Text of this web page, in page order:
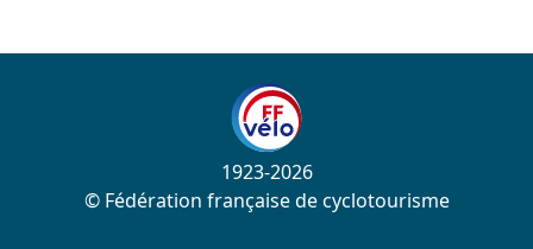
1923-2026
© Fédération française de cyclotourisme